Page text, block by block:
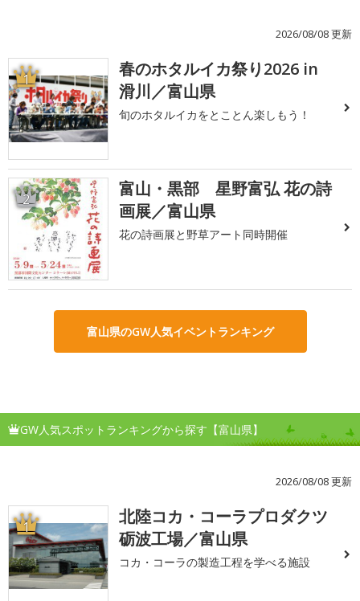
2026/08/08 更新
1
春のホタルイカ祭り2026 in
滑川／富山県
旬のホタルイカをとことん楽しもう！
2
富山・黒部 星野富弘 花の詩
画展／富山県
花の詩画展と野草アート同時開催
富山県のGW人気イベントランキング
GW人気スポットランキングから探す【富山県】
2026/08/08 更新
1
北陸コカ・コーラプロダクツ
砺波工場／富山県
コカ・コーラの製造工程を学べる施設